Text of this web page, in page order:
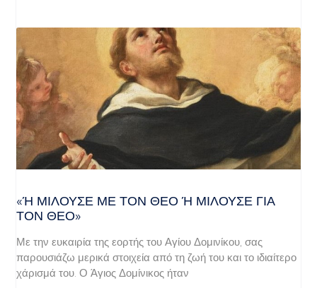
«Ή ΜΙΛΟΎΣΕ ΜΕ ΤΟΝ ΘΕΌ Ή ΜΙΛΟΎΣΕ ΓΙΑ ΤΟ
Ν ΘΕΌ»
Με την ευκαιρία της εορτής του Αγίου Δομινίκου, σας
παρουσιάζω μερικά στοιχεία από τη ζωή του και το ιδιαίτερο
χάρισμά του. Ο Άγιος Δομίνικος ήταν